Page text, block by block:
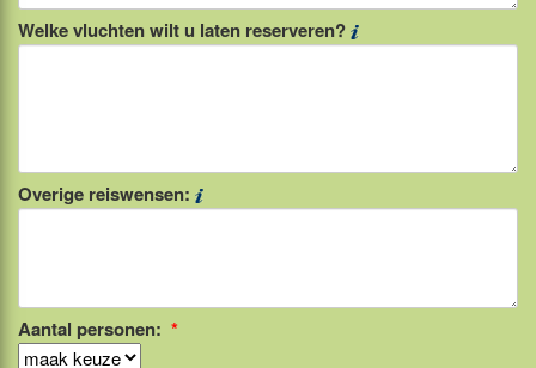
Welke vluchten wilt u laten reserveren?
Overige reiswensen:
Aantal personen: *